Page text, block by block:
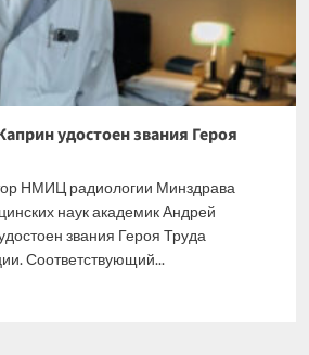
удостоен звания Героя
НМИЦ радиологии Минздрава
наук академик Андрей
звания Героя Труда
Соответствующий...